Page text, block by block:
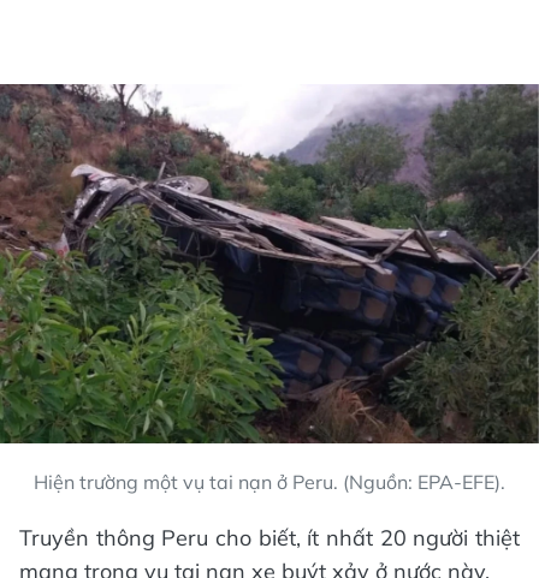
Hiện trường một vụ tai nạn ở Peru. (Nguồn: EPA-EFE).
Truyền thông Peru cho biết, ít nhất 20 người thiệt
mạng trong vụ tai nạn xe buýt xảy ở nước này.